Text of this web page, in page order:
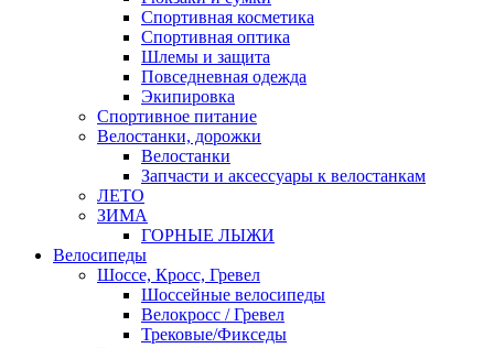
Спортивная косметика
Спортивная оптика
Шлемы и защита
Повседневная одежда
Экипировка
Спортивное питание
Велостанки, дорожки
Велостанки
Запчасти и аксессуары к велостанкам
ЛЕТО
ЗИМА
ГОРНЫЕ ЛЫЖИ
Велосипеды
Шоссе, Кросс, Гревел
Шоссейные велосипеды
Велокросс / Гревел
Трековые/Фикседы